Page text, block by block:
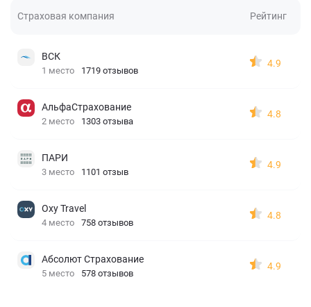
Страховая компания Рейтинг
ВСК
1 место 1719 отзывов
4.9
АльфаСтрахование
2 место 1303 отзыва
4.8
ПАРИ
3 место 1101 отзыв
4.9
Oxy Travel
4 место 758 отзывов
4.8
Абсолют Страхование
5 место 578 отзывов
4.9